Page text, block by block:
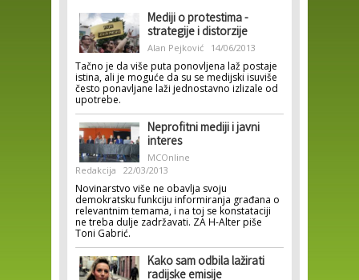
Mediji o protestima -
strategije i distorzije
Alan Pejković 14/06/2013
Tačno je da više puta ponovljena laž postaje
istina, ali je moguće da su se medijski isuviše
često ponavljane laži jednostavno izlizale od
upotrebe.
Neprofitni mediji i javni
interes
MCOnline
Redakcija
22/03/2013
Novinarstvo više ne obavlja svoju
demokratsku funkciju informiranja građana o
relevantnim temama, i na toj se konstataciji
ne treba dulje zadržavati. ZA H-Alter piše
Toni Gabrić.
Kako sam odbila lažirati
radijske emisije